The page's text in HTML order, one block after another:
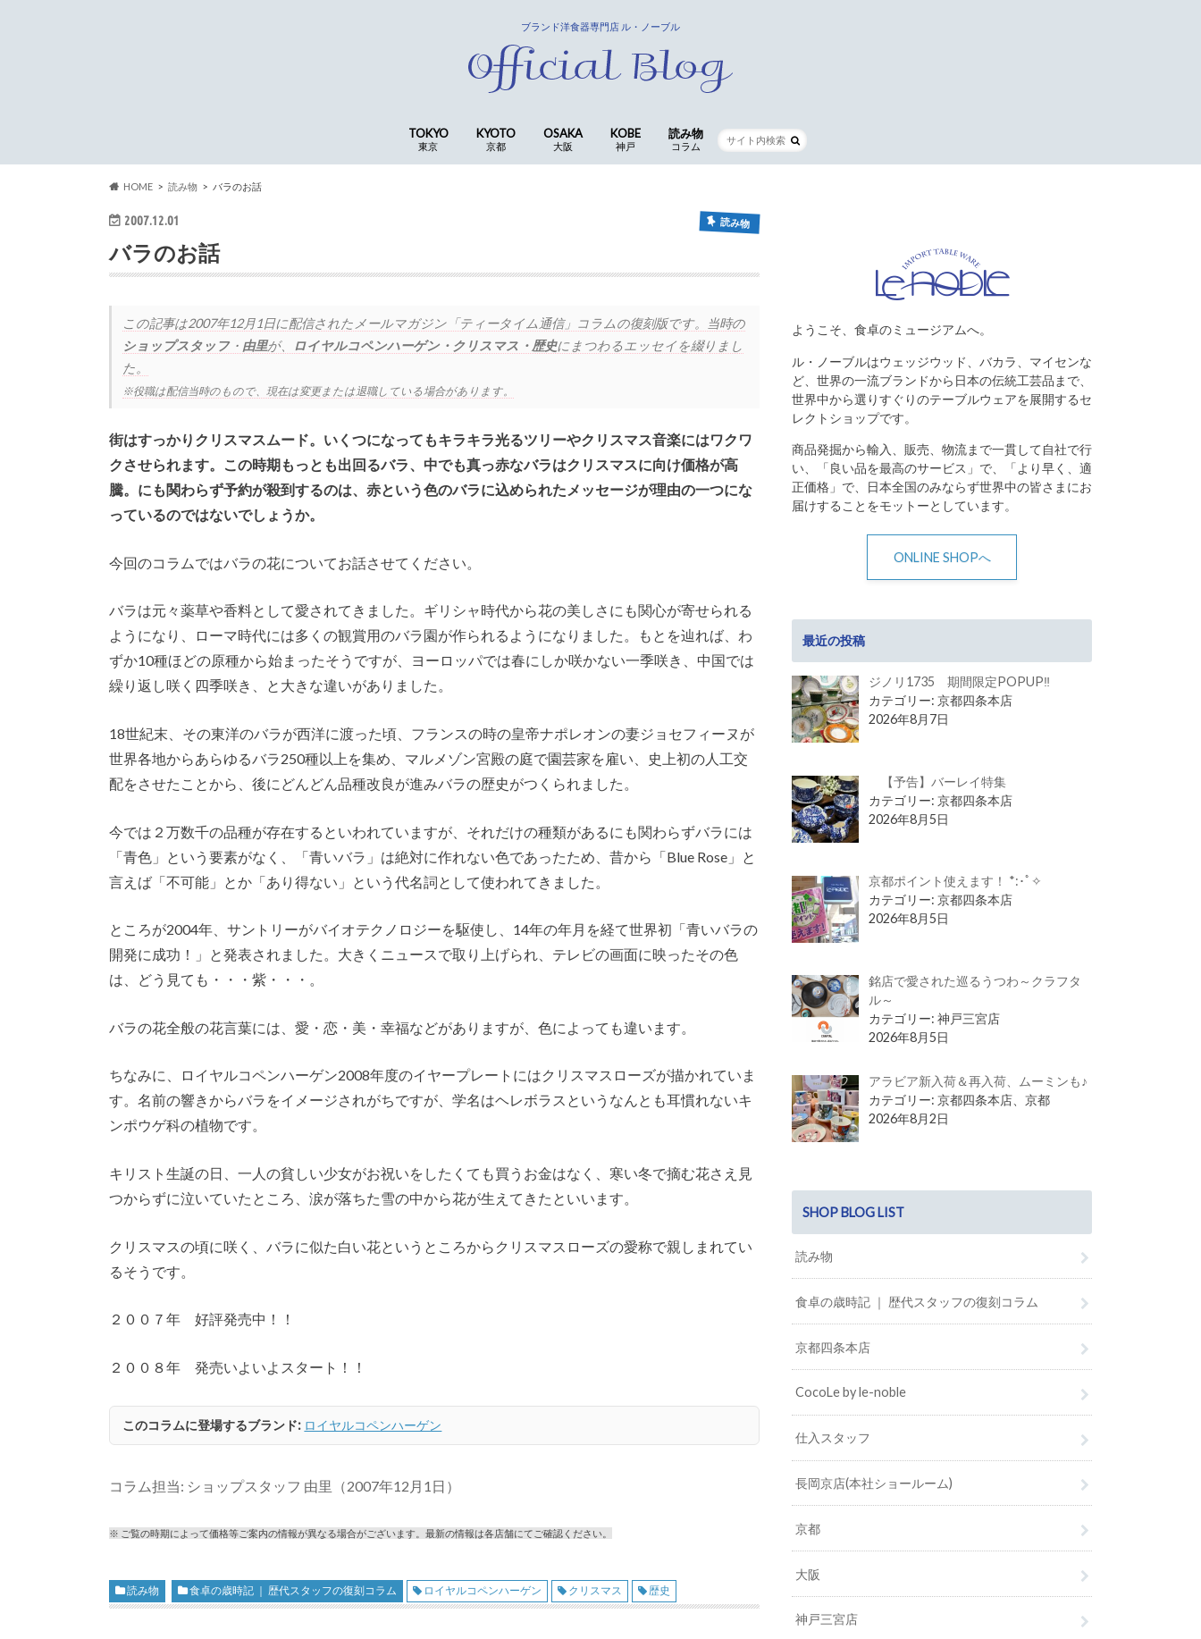
ブランド洋食器専門店 ル・ノーブル
TOKYO
東京
KYOTO
京都
OSAKA
大阪
KOBE
神戸
読み物
コラム
HOME 読み物 バラのお話
2007.12.01 読み物
バラのお話
この記事は2007年12月1日に配信されたメールマガジン「ティータイム通信」コラムの復刻版です。当時の
ショップスタッフ・ 由里が、 ロイヤルコペンハーゲン・クリスマス・歴史にまつわるエッセイを綴りまし
た。
※役職は配信当時のもので、現在は変更または退職している場合があります。
街はすっかりクリスマスムード。いくつになってもキラキラ光るツリーやクリスマス音楽にはワクワ
クさせられます。この時期もっとも出回るバラ、中でも真っ赤なバラはクリスマスに向け価格が高
騰。にも関わらず予約が殺到するのは、赤という色のバラに込められたメッセージが理由の一つにな
っているのではないでしょうか。
今回のコラムではバラの花についてお話させてください。
バラは元々薬草や香料として愛されてきました。ギリシャ時代から花の美しさにも関心が寄せられる
ようになり、ローマ時代には多くの観賞用のバラ園が作られるようになりました。もとを辿れば、わ
ずか10種ほどの原種から始まったそうですが、ヨーロッパでは春にしか咲かない一季咲き、中国では
繰り返し咲く四季咲き、と大きな違いがありました。
18世紀末、その東洋のバラが西洋に渡った頃、フランスの時の皇帝ナポレオンの妻ジョセフィーヌが
世界各地からあらゆるバラ250種以上を集め、マルメゾン宮殿の庭で園芸家を雇い、史上初の人工交
配をさせたことから、後にどんどん品種改良が進みバラの歴史がつくられました。
今では２万数千の品種が存在するといわれていますが、それだけの種類があるにも関わらずバラには
「青色」という要素がなく、「青いバラ」は絶対に作れない色であったため、昔から「Blue Rose」と
言えば「不可能」とか「あり得ない」という代名詞として使われてきました。
ところが2004年、サントリーがバイオテクノロジーを駆使し、14年の年月を経て世界初「青いバラの
開発に成功！」と発表されました。大きくニュースで取り上げられ、テレビの画面に映ったその色
は、どう見ても・・・紫・・・。
バラの花全般の花言葉には、愛・恋・美・幸福などがありますが、色によっても違います。
ちなみに、ロイヤルコペンハーゲン2008年度のイヤープレートにはクリスマスローズが描かれていま
す。名前の響きからバラをイメージされがちですが、学名はヘレボラスというなんとも耳慣れないキ
ンポウゲ科の植物です。
キリスト生誕の日、一人の貧しい少女がお祝いをしたくても買うお金はなく、寒い冬で摘む花さえ見
つからずに泣いていたところ、涙が落ちた雪の中から花が生えてきたといいます。
クリスマスの頃に咲く、バラに似た白い花というところからクリスマスローズの愛称で親しまれてい
るそうです。
２００７年 好評発売中！！
２００８年 発売いよいよスタート！！
このコラムに登場するブランド: ロイヤルコペンハーゲン
コラム担当: ショップスタッフ 由里（2007年12月1日）
※ ご覧の時期によって価格等ご案内の情報が異なる場合がございます。最新の情報は各店舗にてご確認ください。
読み物 食卓の歳時記 ｜ 歴代スタッフの復刻コラム ロイヤルコペンハーゲン クリスマス 歴史
ようこそ、食卓のミュージアムへ。
ル・ノーブルはウェッジウッド、バカラ、マイセンな
ど、世界の一流ブランドから日本の伝統工芸品まで、
世界中から選りすぐりのテーブルウェアを展開するセ
レクトショップです。
商品発掘から輸入、販売、物流まで一貫して自社で行
い、「良い品を最高のサービス」で、「より早く、適
正価格」で、日本全国のみならず世界中の皆さまにお
届けすることをモットーとしています。
ONLINE SHOPへ
最近の投稿
ジノリ1735 期間限定POPUP‼
カテゴリー: 京都四条本店
2026年8月7日
【予告】バーレイ特集
カテゴリー: 京都四条本店
2026年8月5日
京都ポイント使えます！ *:･ﾟ✧
カテゴリー: 京都四条本店
2026年8月5日
銘店で愛された巡るうつわ～クラフタ
ル～
カテゴリー: 神戸三宮店
2026年8月5日
アラビア新入荷＆再入荷、ムーミンも♪
カテゴリー: 京都四条本店、京都
2026年8月2日
SHOP BLOG LIST
読み物
食卓の歳時記 ｜ 歴代スタッフの復刻コラム
京都四条本店
CocoLe by le-noble
仕入スタッフ
長岡京店(本社ショールーム)
京都
大阪
神戸三宮店